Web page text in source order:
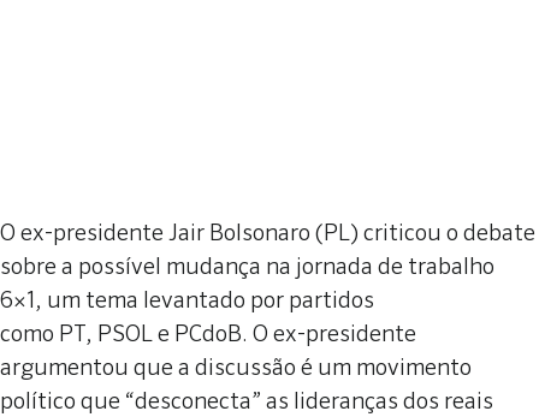
O ex-presidente Jair Bolsonaro (PL) criticou o debate
sobre a possível mudança na jornada de trabalho
6×1, um tema levantado por partidos
como PT, PSOL e PCdoB. O ex-presidente
argumentou que a discussão é um movimento
político que “desconecta” as lideranças dos reais